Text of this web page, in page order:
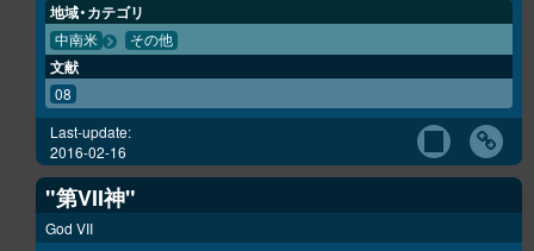
地域・カテゴリ
中南米 その他
文献
08
Last-update:
2016-02-16
"第VII神"
God VII